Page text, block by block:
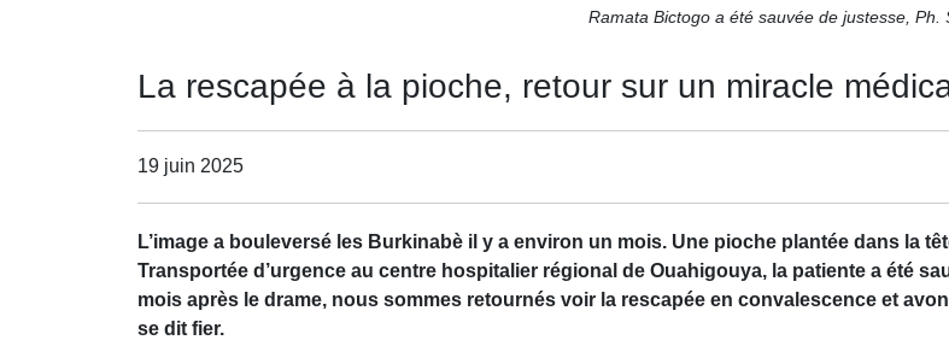
Ramata Bictogo a été sauvée de justesse, Ph.
La rescapée à la pioche, retour sur un miracle
19 juin 2025
L’image a bouleversé les Burkinabè il y a environ un mois. Une pioche plantée dans la
Transportée d’urgence au centre hospitalier régional de Ouahigouya, la patiente a été
mois après le drame, nous sommes retournés voir la rescapée en convalescence et
se dit fier.